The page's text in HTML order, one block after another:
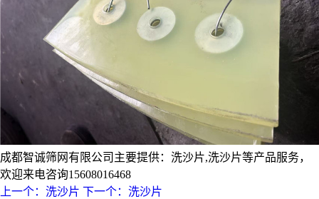
成都智诚筛网有限公司主要提供：洗沙片,洗沙片等产品服务，
欢迎来电咨询15608016468
上一个：洗沙片
下一个：洗沙片